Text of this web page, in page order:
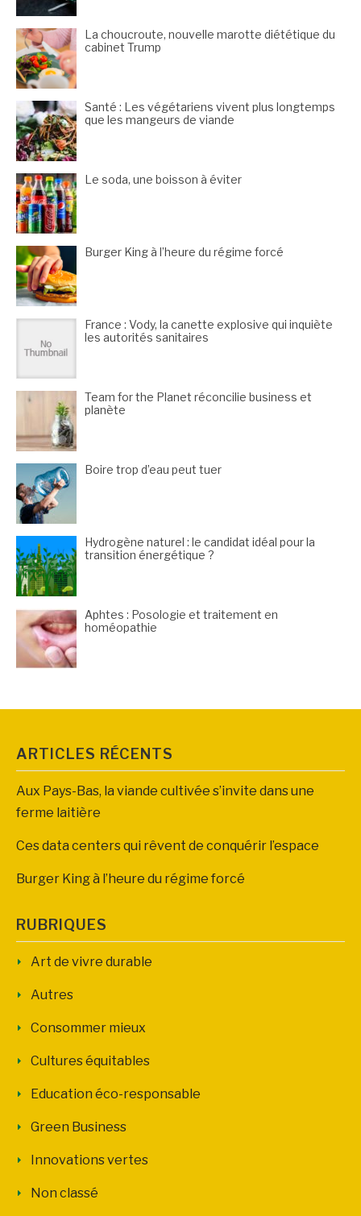
La choucroute, nouvelle marotte diététique du
cabinet Trump
Santé : Les végétariens vivent plus longtemps
que les mangeurs de viande
Le soda, une boisson à éviter
Burger King à l’heure du régime forcé
France : Vody, la canette explosive qui inquiète
les autorités sanitaires
Team for the Planet réconcilie business et
planète
Boire trop d’eau peut tuer
Hydrogène naturel : le candidat idéal pour la
transition énergétique ?
Aphtes : Posologie et traitement en
homéopathie
ARTICLES RÉCENTS
Aux Pays-Bas, la viande cultivée s’invite dans une
ferme laitière
Ces data centers qui rêvent de conquérir l’espace
Burger King à l’heure du régime forcé
RUBRIQUES
Art de vivre durable
Autres
Consommer mieux
Cultures équitables
Education éco-responsable
Green Business
Innovations vertes
Non classé